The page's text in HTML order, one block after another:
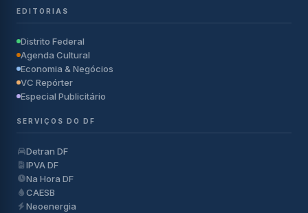
EDITORIAS
Distrito Federal
Agenda Cultural
Economia & Negócios
VC Repórter
Especial Publicitário
SERVIÇOS DO DF
Detran DF
IPVA DF
Na Hora DF
CAESB
Neoenergia